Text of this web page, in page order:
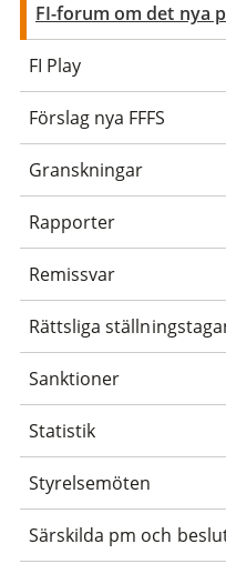
FI-forum om det nya
FI Play
Förslag nya FFFS
Granskningar
Rapporter
Remissvar
Rättsliga
Sanktioner
Statistik
Styrelsemöten
Särskilda pm och